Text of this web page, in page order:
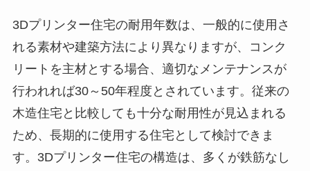
3Dプリンター住宅の耐用年数は、一般的に使用さ
れる素材や建築方法により異なりますが、コンク
リートを主材とする場合、適切なメンテナンスが
行われれば30～50年程度とされています。従来の
木造住宅と比較しても十分な耐用性が見込まれる
ため、長期的に使用する住宅として検討できま
す。3Dプリンター住宅の構造は、多くが鉄筋なし